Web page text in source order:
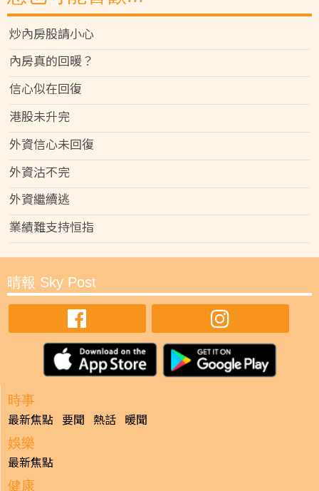
炒內房股請小心
內房真的回暖？
信心似在回復
港股未升完
外資信心未回復
外資沽不完
外資繼續逃
業績難支持恒指
晴報 Sky Post
時事
最新焦點 要聞 熱話 暖聞
娛樂
最新焦點
健康